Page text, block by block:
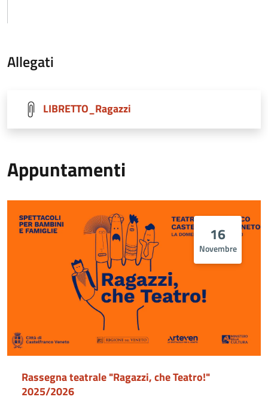
Allegati
LIBRETTO_Ragazzi
Appuntamenti
16
Novembre
Rassegna teatrale "Ragazzi, che Teatro!"
2025/2026